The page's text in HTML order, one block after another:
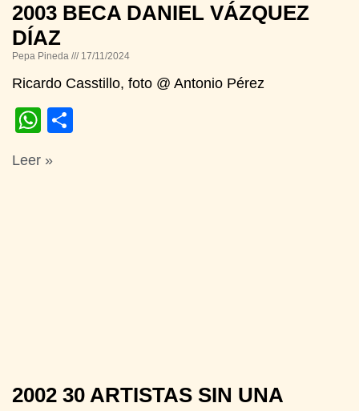
2003 BECA DANIEL VÁZQUEZ
DÍAZ
Pepa Pineda 17/11/2024
Ricardo Casstillo, foto @ Antonio Pérez
WhatsApp
Leer »
2002 30 ARTISTAS SIN UNA